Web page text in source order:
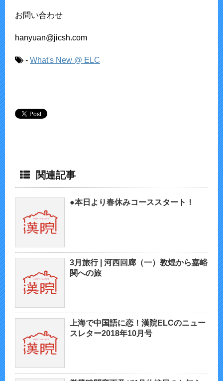
お問い合わせ
hanyuan@jicsh.com
- What's New @ ELC
関連記事
●本日より春休みコーススタート！
3月旅行 | 河西回廊（一）敦煌から嘉峪
関への旅
上海で中国語に恋！漢院ELCのニュー
スレター2018年10月号